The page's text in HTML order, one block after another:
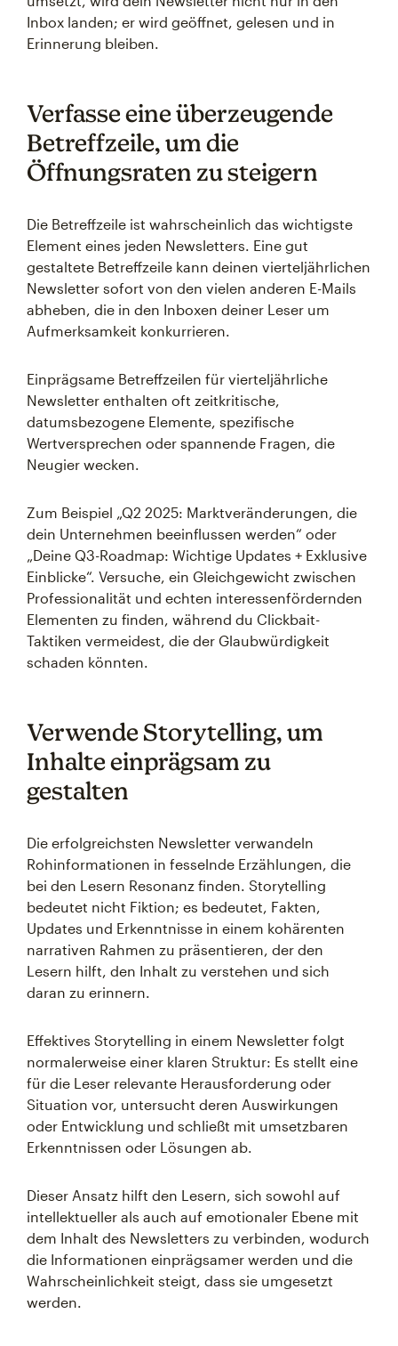
Inbox landen; er wird geöffnet, gelesen und in
Erinnerung bleiben.
Verfasse eine überzeugende
Betreffzeile, um die
Öffnungsraten zu steigern
Die Betreffzeile ist wahrscheinlich das wichtigste
Element eines jeden Newsletters. Eine gut
gestaltete Betreffzeile kann deinen vierteljährlichen
Newsletter sofort von den vielen anderen E-Mails
abheben, die in den Inboxen deiner Leser um
Aufmerksamkeit konkurrieren.
Einprägsame Betreffzeilen für vierteljährliche
Newsletter enthalten oft zeitkritische,
datumsbezogene Elemente, spezifische
Wertversprechen oder spannende Fragen, die
Neugier wecken.
Zum Beispiel „Q2 2025: Marktveränderungen, die
dein Unternehmen beeinflussen werden“ oder
„Deine Q3-Roadmap: Wichtige Updates + Exklusive
Einblicke“. Versuche, ein Gleichgewicht zwischen
Professionalität und echten interessenfördernden
Elementen zu finden, während du Clickbait-
Taktiken vermeidest, die der Glaubwürdigkeit
schaden könnten.
Verwende Storytelling, um
Inhalte einprägsam zu
gestalten
Die erfolgreichsten Newsletter verwandeln
Rohinformationen in fesselnde Erzählungen, die
bei den Lesern Resonanz finden. Storytelling
bedeutet nicht Fiktion; es bedeutet, Fakten,
Updates und Erkenntnisse in einem kohärenten
narrativen Rahmen zu präsentieren, der den
Lesern hilft, den Inhalt zu verstehen und sich
daran zu erinnern.
Effektives Storytelling in einem Newsletter folgt
normalerweise einer klaren Struktur: Es stellt eine
für die Leser relevante Herausforderung oder
Situation vor, untersucht deren Auswirkungen
oder Entwicklung und schließt mit umsetzbaren
Erkenntnissen oder Lösungen ab.
Dieser Ansatz hilft den Lesern, sich sowohl auf
intellektueller als auch auf emotionaler Ebene mit
dem Inhalt des Newsletters zu verbinden, wodurch
die Informationen einprägsamer werden und die
Wahrscheinlichkeit steigt, dass sie umgesetzt
werden.